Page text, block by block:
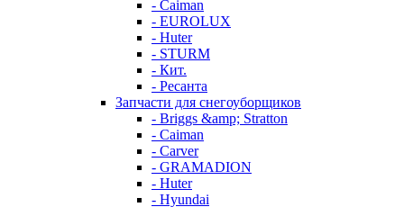
- Caiman
- EUROLUX
- Huter
- STURM
- Кит.
- Ресанта
Запчасти для снегоуборщиков
- Briggs &amp; Stratton
- Caiman
- Carver
- GRAMADION
- Huter
- Hyundai